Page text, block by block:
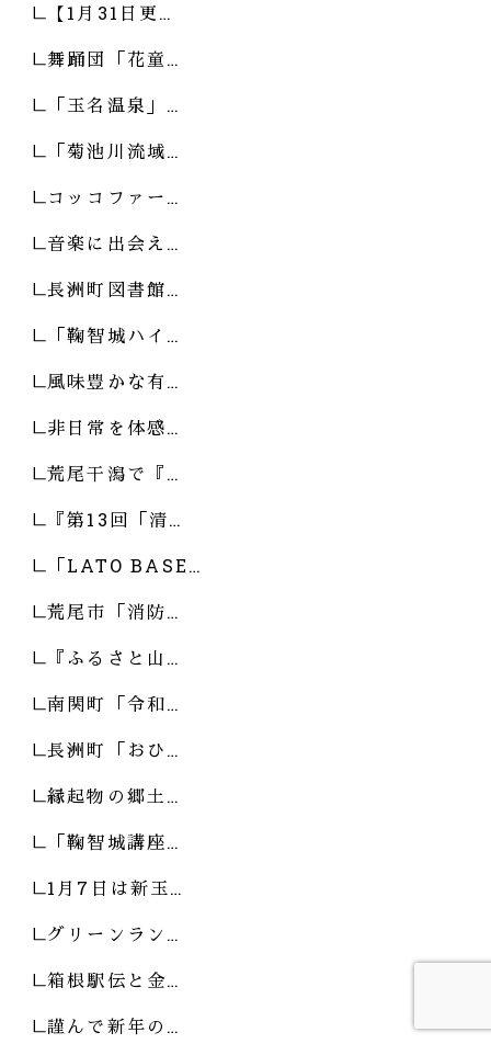
【1月31日更…
舞踊団「花童…
「玉名温泉」…
「菊池川流域…
コッコファー…
音楽に出会え…
長洲町図書館…
「鞠智城ハイ…
風味豊かな有…
非日常を体感…
荒尾干潟で『…
『第13回「清…
「LATO BASE…
荒尾市「消防…
『ふるさと山…
南関町「令和…
長洲町「おひ…
縁起物の郷土…
「鞠智城講座…
1月7日は新玉…
グリーンラン…
箱根駅伝と金…
謹んで新年の…